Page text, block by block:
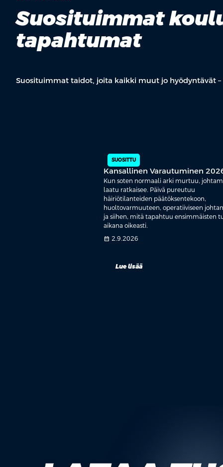
Suosituimmat
tapahtumat
Suosituimmat taidot, joita kaikki muut jo hyödyntävät –
SUOSITTU
Kansallinen Varautuminen
Kun soten normaali arki murtuu,
laatu ratkaisee. Päivä pureutuu
häiriötilanteiden päätöksentekoon,
huoltovarmuuteen, operatiiviseen
ja siihen, mitä tapahtuu ensimmäisten
aikana oikeasti.
calendar_month 2.9.2026
Lue lisää